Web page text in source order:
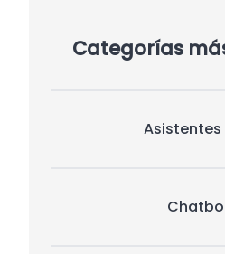
Categorías
Asistentes